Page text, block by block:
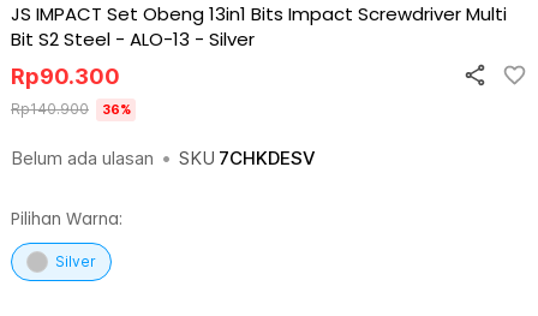
JS IMPACT Set Obeng 13in1 Bits Impact Screwdriver Multi
Bit S2 Steel - ALO-13 - Silver
Belum ada ulasan • SKU 7CHKDESV
Rp90.300
Rp140.900 36%
Pilihan Warna:
Silver